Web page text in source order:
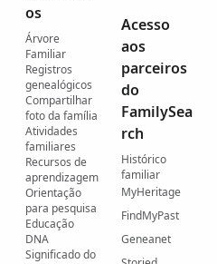
os
Árvore
Familiar
Registros
genealógicos
Compartilhar
foto da família
Atividades
familiares
Recursos de
aprendizagem
Orientação
para pesquisa
Educação
DNA
Significado do
Acesso
aos
parceiros
do
FamilySea
rch
Histórico
familiar
MyHeritage
FindMyPast
Geneanet